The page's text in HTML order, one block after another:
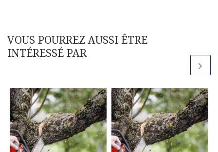
VOUS POURREZ AUSSI ÊTRE
INTÉRESSÉ PAR